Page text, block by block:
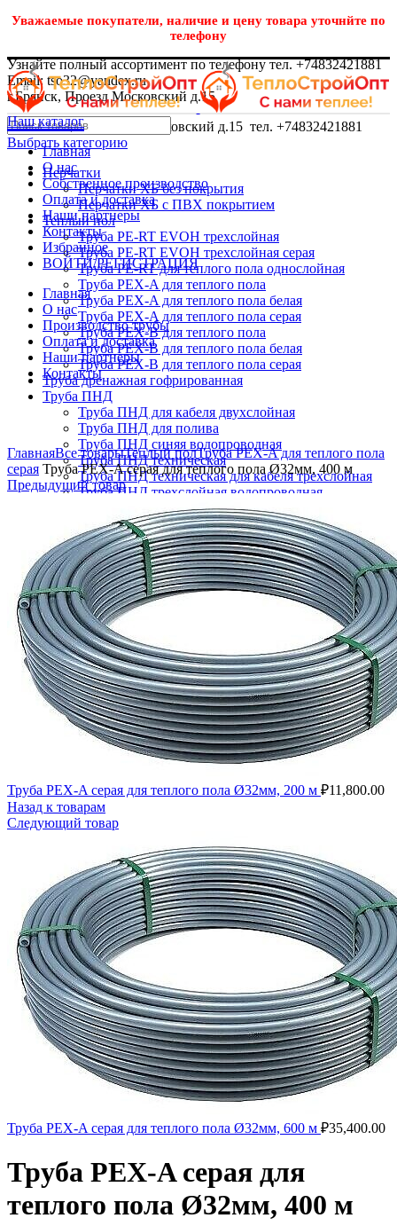
Уважаемые покупатели, наличие и цену товара уточнйте по
телефону
Узнайте полный ассортимент по телефону тел. +74832421881
Email: tso32@yandex.ru
г.Брянск, Проезд Московский д.15
г.Брянск, Проезд Московский д.15 тел. +74832421881
Выбрать категорию
Перчатки
Перчатки ХБ без покрытия
Перчатки ХБ с ПВХ покрытием
Теплый пол
Труба PE-RT EVOH трехслойная
Труба PE-RT EVOH трехслойная серая
Труба PE-RT для теплого пола однослойная
Труба PEX-A для теплого пола
Труба PEX-A для теплого пола белая
Труба PEX-A для теплого пола серая
Труба PEX-B для теплого пола
Труба PEX-B для теплого пола белая
Труба PEX-B для теплого пола серая
Труба дренажная гофрированная
Труба ПНД
Труба ПНД для кабеля двухслойная
Труба ПНД для полива
Труба ПНД синяя водопроводная
Труба ПНД техническая
Труба ПНД техническая для кабеля трехслойная
Труба ПНД трехслойная водопроводная
Труба ПНД черная водопроводная
Логин / Регистрация
Избранное
0 пунктов / ₽0.00
Меню
пунктов / ₽0.00
Наш каталог
Главная
О нас
Собственное производство
Оплата и доставка
Наши партнеры
Контакты
Избранное
ВОЙТИ/РЕГИСТРАЦИЯ
Главная
О нас
Производство трубы
Оплата и доставка
Наши партнеры
Контакты
Увеличить
ГлавнаяВсе товарыТеплый полТруба PEX-A для теплого пола
серая Труба PEX-A серая для теплого пола Ø32мм, 400 м
Предыдущий товар
Труба PEX-A серая для теплого пола Ø32мм, 200 м ₽11,800.00
Назад к товарам
Следующий товар
Труба PEX-A серая для теплого пола Ø32мм, 600 м ₽35,400.00
Труба PEX-A серая для
теплого пола Ø32мм, 400 м